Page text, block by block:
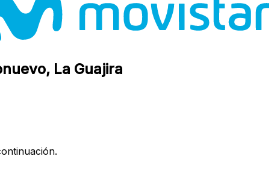
La Guajira